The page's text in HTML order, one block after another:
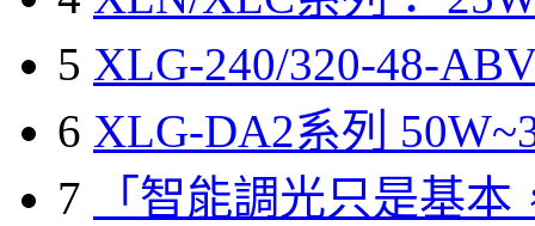
5 XLG-240/320-48-
6 XLG-DA2系列
7
「智能調光只是基本